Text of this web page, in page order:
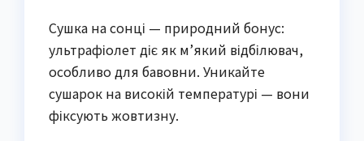
Сушка на сонці — природний бонус:
ультрафіолет діє як м’який відбілювач,
особливо для бавовни. Уникайте
сушарок на високій температурі — вони
фіксують жовтизну.